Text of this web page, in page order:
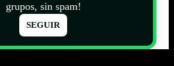
grupos, sin spam!
SEGUIR